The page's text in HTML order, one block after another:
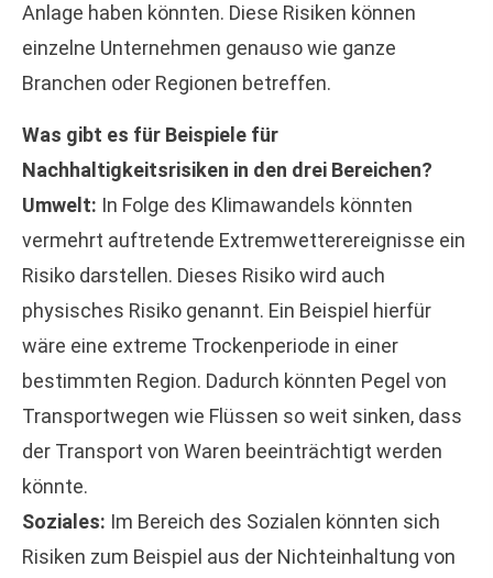
Anlage haben könnten. Diese Risiken können
einzelne Unternehmen genauso wie ganze
Branchen oder Regionen betreffen.
Was gibt es für Beispiele für
Nachhaltigkeitsrisiken in den drei Bereichen?
Umwelt: In Folge des Klimawandels könnten
vermehrt auftretende Extremwetterereignisse ein
Risiko darstellen. Dieses Risiko wird auch
physisches Risiko genannt. Ein Beispiel hierfür
wäre eine extreme Trockenperiode in einer
bestimmten Region. Dadurch könnten Pegel von
Transportwegen wie Flüssen so weit sinken, dass
der Transport von Waren beeinträchtigt werden
könnte.
Soziales: Im Bereich des Sozialen könnten sich
Risiken zum Beispiel aus der Nichteinhaltung von